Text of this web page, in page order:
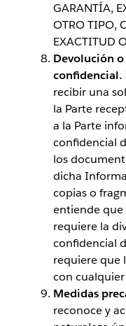
GARANTÍA,
OTRO TIPO,
EXACTITUD
Devolución
confidencial.
recibir una
la Parte
a la Parte
confidencial
los
dicha
copias o
entiende que
requiere la
confidencial
requiere que
con
Medidas
reconoce y